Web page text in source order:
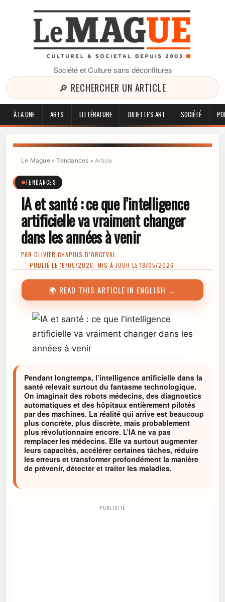
Société et Culture sans déconfitures
🔎 RECHERCHER UN ARTICLE
À LA UNE ARTS LITTÉRATURE JULIETTE'S ART SOCIÉTÉ
Le Mague»Tendances »Article
TENDANCES
IA et santé : ce que l’intelligence
artificielle va vraiment changer
dans les années à venir
PAR OLIVIER CHAPUIS D’ORGEVAL
— PUBLIÉ LE 18/05/2026, MIS À JOUR LE 18/05/2026
🌍 READ THIS ARTICLE IN ENGLISH →
Pendant longtemps, l’intelligence artificielle dans la
santé relevait surtout du fantasme technologique.
On imaginait des robots médecins, des diagnostics
automatiques et des hôpitaux entièrement pilotés
par des machines. La réalité qui arrive est beaucoup
plus concrète, plus discrète, mais probablement
plus révolutionnaire encore. L’IA ne va pas
remplacer les médecins. Elle va surtout augmenter
leurs capacités, accélérer certaines tâches, réduire
les erreurs et transformer profondément la manière
de prévenir, détecter et traiter les maladies.
PUBLICITÉ